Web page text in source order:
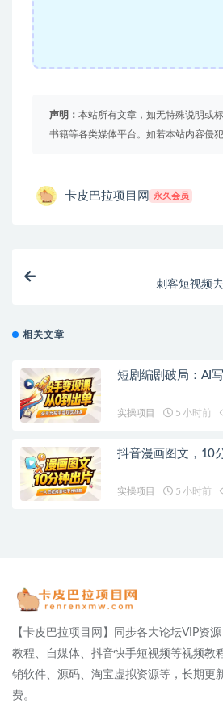
声明： 本站所有文章，如无特殊说明或
书籍等各类媒体平台。如若本站内容侵
卡皮巴拉项目网 永久会员
刺客短视频
相关文章
短剧编剧破局：AI
实操项目 5 小时前
抖音漫画图文，10
实操项目 5 小时前
【卡皮巴拉项目网】同步各大论坛VIP资
教程、自媒体、抖音快手短视频等视频教
销软件、源码、淘宝虚拟资源等，长期更
费。